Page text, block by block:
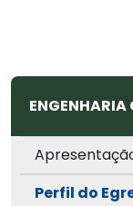
ENGENHARIA
Perfil do